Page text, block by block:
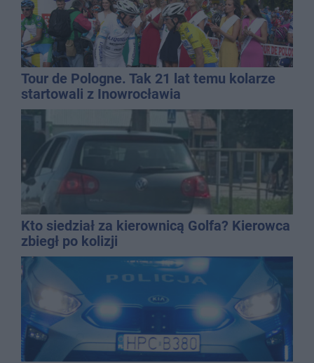
Tour de Pologne. Tak 21 lat temu kolarze
startowali z Inowrocławia
Kto siedział za kierownicą Golfa? Kierowca
zbiegł po kolizji